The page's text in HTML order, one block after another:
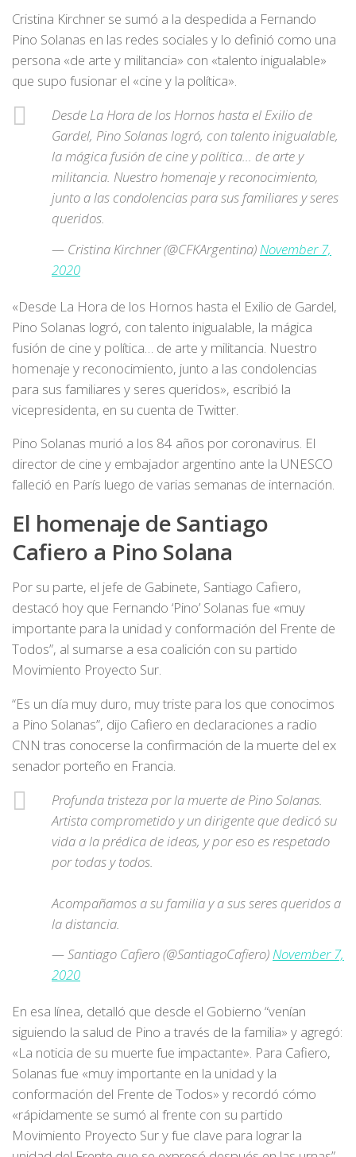
Cristina Kirchner se sumó a la despedida a Fernando
Pino Solanas en las redes sociales y lo definió como una
persona «de arte y militancia» con «talento inigualable»
que supo fusionar el «cine y la política».
Desde La Hora de los Hornos hasta el Exilio de
Gardel, Pino Solanas logró, con talento inigualable,
la mágica fusión de cine y política… de arte y
militancia. Nuestro homenaje y reconocimiento,
junto a las condolencias para sus familiares y seres
queridos.
— Cristina Kirchner (@CFKArgentina)November 7,
2020
«Desde La Hora de los Hornos hasta el Exilio de Gardel,
Pino Solanas logró, con talento inigualable, la mágica
fusión de cine y política… de arte y militancia. Nuestro
homenaje y reconocimiento, junto a las condolencias
para sus familiares y seres queridos», escribió la
vicepresidenta, en su cuenta de Twitter.
Pino Solanas murió a los 84 años por coronavirus. El
director de cine y embajador argentino ante la UNESCO
falleció en París luego de varias semanas de internación.
El homenaje de Santiago
Cafiero a Pino Solana
Por su parte, el jefe de Gabinete, Santiago Cafiero,
destacó hoy que Fernando ‘Pino’ Solanas fue «muy
importante para la unidad y conformación del Frente de
Todos”, al sumarse a esa coalición con su partido
Movimiento Proyecto Sur.
“Es un día muy duro, muy triste para los que conocimos
a Pino Solanas”, dijo Cafiero en declaraciones a radio
CNN tras conocerse la confirmación de la muerte del ex
senador porteño en Francia.
Profunda tristeza por la muerte de Pino Solanas.
Artista comprometido y un dirigente que dedicó su
vida a la prédica de ideas, y por eso es respetado
por todas y todos.
Acompañamos a su familia y a sus seres queridos a
la distancia.
— Santiago Cafiero (@SantiagoCafiero)November 7,
2020
En esa línea, detalló que desde el Gobierno “venían
siguiendo la salud de Pino a través de la familia» y agregó:
«La noticia de su muerte fue impactante». Para Cafiero,
Solanas fue «muy importante en la unidad y la
conformación del Frente de Todos» y recordó cómo
«rápidamente se sumó al frente con su partido
Movimiento Proyecto Sur y fue clave para lograr la